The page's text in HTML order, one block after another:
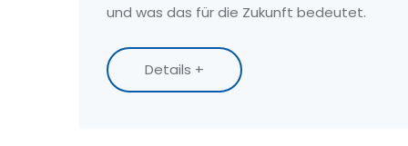
und was das für die Zukunft bedeutet.
Details +